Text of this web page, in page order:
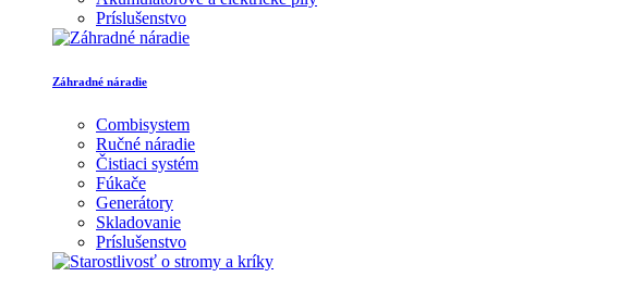
Príslušenstvo
Záhradné náradie
Combisystem
Ručné náradie
Čistiaci systém
Fúkače
Generátory
Skladovanie
Príslušenstvo